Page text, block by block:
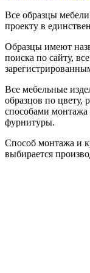
Все образцы
проекту в
Образцы имеют
поиска по сайту,
Все мебельные
образцов по цвету,
способами
фурнитуры.
Способ монтажа и
выбирается